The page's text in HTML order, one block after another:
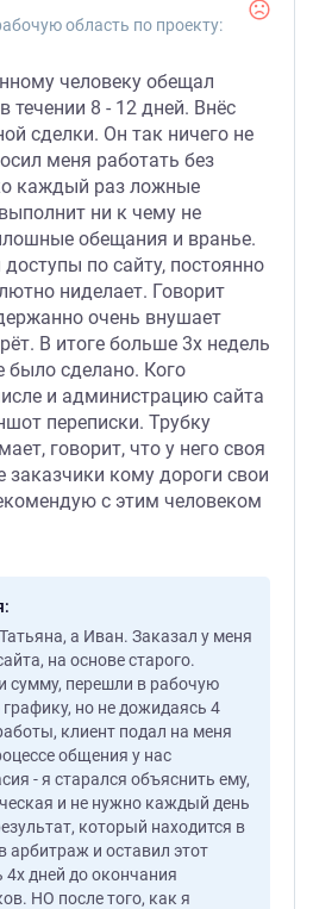
область по проекту:
человеку обещал
течении 8 - 12 дней. Внёс
сделки. Он так ничего не
меня работать без
каждый раз ложные
ни к чему не
обещания и вранье.
по сайту, постоянно
ниделает. Говорит
очень внушает
В итоге больше 3х недель
было сделано. Кого
и администрацию сайта
переписки. Трубку
говорит, что у него своя
кому дороги свои
с этим человеком
а Иван. Заказал у меня
на основе старого.
сумму, перешли в рабочую
но не дожидаясь 4
клиент подал на меня
общения у нас
- я старался объяснить ему,
и не нужно каждый день
который находится в
арбитраж и оставил этот
дней до окончания
НО после того, как я